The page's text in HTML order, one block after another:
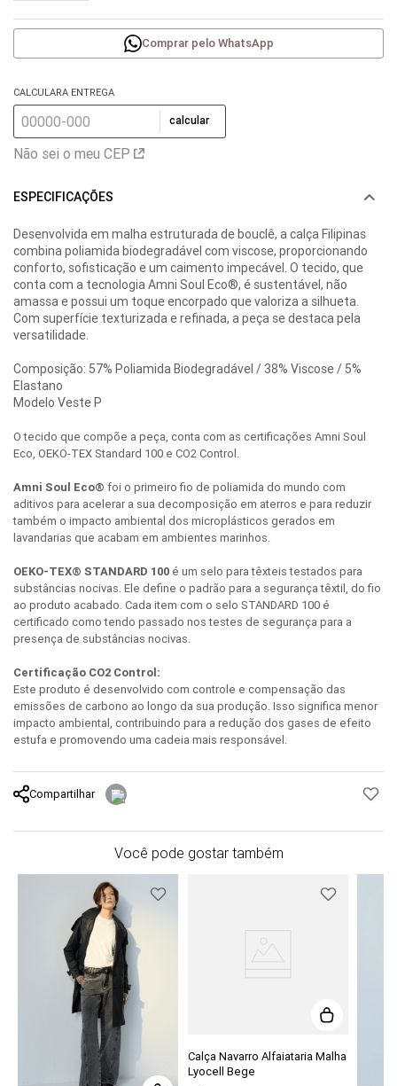
Comprar pelo WhatsApp
CALCULARA ENTREGA
calcular
Não sei o meu CEP
ESPECIFICAÇÕES
Desenvolvida em malha estruturada de bouclê, a calça Filipinas
combina poliamida biodegradável com viscose, proporcionando
conforto, sofisticação e um caimento impecável. O tecido, que
conta com a tecnologia Amni Soul Eco®, é sustentável, não
amassa e possui um toque encorpado que valoriza a silhueta.
Com superfície texturizada e refinada, a peça se destaca pela
versatilidade.
Composição: 57% Poliamida Biodegradável / 38% Viscose / 5%
Elastano
Modelo Veste P
O tecido que compõe a peça, conta com as certificações Amni Soul
Eco, OEKO-TEX Standard 100 e CO2 Control.
Amni Soul Eco® foi o primeiro fio de poliamida do mundo com
aditivos para acelerar a sua decomposição em aterros e para reduzir
também o impacto ambiental dos microplásticos gerados em
lavandarias que acabam em ambientes marinhos.
OEKO-TEX® STANDARD 100 é um selo para têxteis testados para
substâncias nocivas. Ele define o padrão para a segurança têxtil, do fio
ao produto acabado. Cada item com o selo STANDARD 100 é
certificado como tendo passado nos testes de segurança para a
presença de substâncias nocivas.
Certificação CO2 Control:
Este produto é desenvolvido com controle e compensação das
emissões de carbono ao longo da sua produção. Isso significa menor
impacto ambiental, contribuindo para a redução dos gases de efeito
estufa e promovendo uma cadeia mais responsável.
Compartilhar
Você pode gostar também
Calça Navarro Alfaiataria Malha
Lyocell Bege